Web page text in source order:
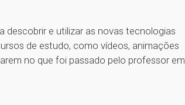
descobrir e utilizar as novas tecnologias
de estudo, como vídeos, animações
no que foi passado pelo professor em